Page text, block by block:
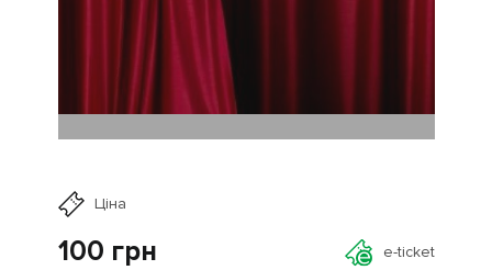
Ціна
100 грн e-ticket